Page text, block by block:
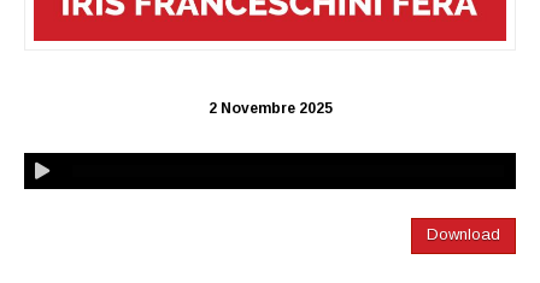
2 Novembre 2025
Download